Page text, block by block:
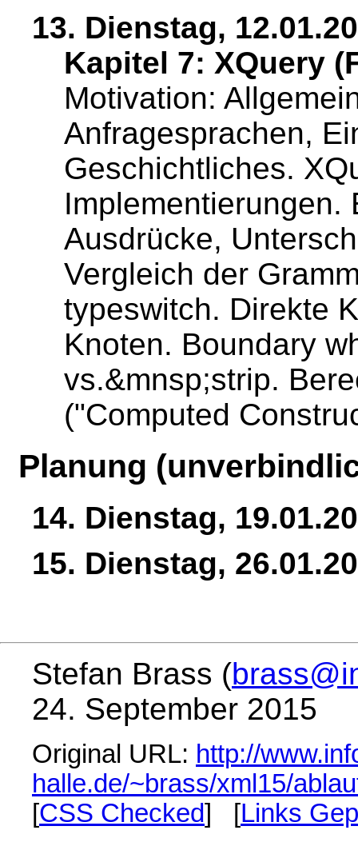
13. Dienstag,
Kapitel 7: XQuery
Motivation:
Anfragesprachen,
Geschichtliches.
Implementierungen.
Ausdrücke,
Vergleich der
typeswitch. Direkte
Knoten. Boundary
vs.&mnsp;strip.
("Computed
Planung
14. Dienstag,
15. Dienstag,
Stefan Brass (
24. September 2015
Original URL: http://
halle.de/~brass/xml15/
[CSS Checked] [Links